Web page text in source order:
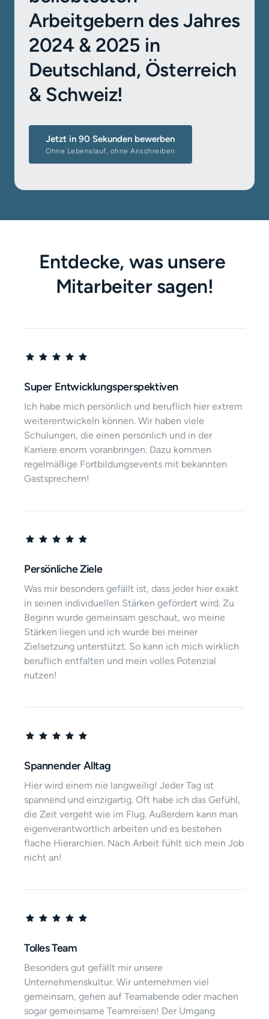
Arbeitgebern des Jahres
2024 & 2025 in
Deutschland, Österreich
& Schweiz!
Jetzt in 90 Sekunden bewerben
Ohne Lebenslauf, ohne Anschreiben
Entdecke, was unsere
Mitarbeiter sagen!
Super Entwicklungsperspektiven
Ich habe mich persönlich und beruflich hier extrem
weiterentwickeln können. Wir haben viele
Schulungen, die einen persönlich und in der
Karriere enorm voranbringen. Dazu kommen
regelmäßige Fortbildungsevents mit bekannten
Gastsprechern!
Persönliche Ziele
Was mir besonders gefällt ist, dass jeder hier exakt
in seinen individuellen Stärken gefördert wird. Zu
Beginn wurde gemeinsam geschaut, wo meine
Stärken liegen und ich wurde bei meiner
Zielsetzung unterstützt. So kann ich mich wirklich
beruflich entfalten und mein volles Potenzial
nutzen!
Spannender Alltag
Hier wird einem nie langweilig! Jeder Tag ist
spannend und einzigartig. Oft habe ich das Gefühl,
die Zeit vergeht wie im Flug. Außerdem kann man
eigenverantwortlich arbeiten und es bestehen
flache Hierarchien. Nach Arbeit fühlt sich mein Job
nicht an!
Tolles Team
Besonders gut gefällt mir unsere
Unternehmenskultur. Wir unternehmen viel
gemeinsam, gehen auf Teamabende oder machen
sogar gemeinsame Teamreisen! Der Umgang